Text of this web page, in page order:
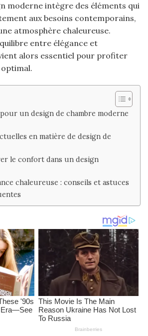
moderne intègre des éléments qui
aux besoins contemporains,
atmosphère chaleureuse.
entre élégance et
alors essentiel pour profiter
optimal.
un design de chambre moderne
en matière de design de
le confort dans un design
chaleureuse : conseils et astuces